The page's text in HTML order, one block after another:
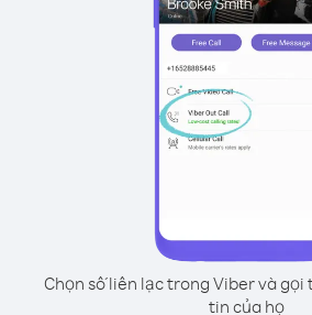
Chọn số liên lạc trong Viber và
tin của họ